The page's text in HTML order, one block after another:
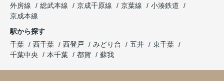
外房線
総武本線 京成千原線 京葉線
小湊鉄道
京成本線
駅から探す
千葉
西千葉 西登戸 みどり台 五井
東千葉
千葉中央
本千葉 都賀 蘇我